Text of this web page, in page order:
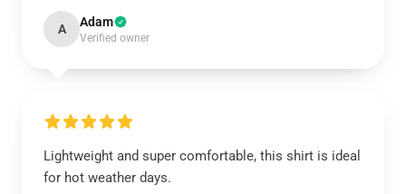
A Adam
Verified owner
Lightweight and super comfortable, this shirt is ideal
for hot weather days.